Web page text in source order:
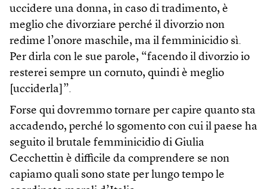
uccidere una donna, in caso di tradimento, è
meglio che divorziare perché il divorzio non
redime l’onore maschile, ma il femminicidio sì.
Per dirla con le sue parole, “facendo il divorzio io
resterei sempre un cornuto, quindi è meglio
[ucciderla]”.
Forse qui dovremmo tornare per capire quanto sta
accadendo, perché lo sgomento con cui il paese ha
seguito il brutale femminicidio di Giulia
Cecchettin è difficile da comprendere se non
capiamo quali sono state per lungo tempo le